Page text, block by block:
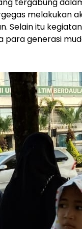
melakukan
Selain itu
para generasi